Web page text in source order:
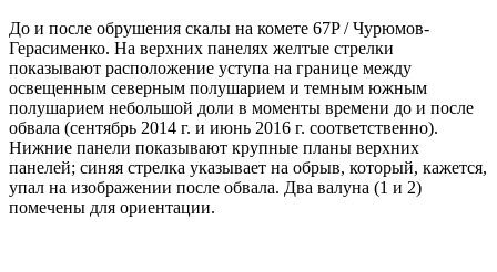
До и после обрушения скалы на комете 67P / Чурюмов-
Герасименко. На верхних панелях желтые стрелки
показывают расположение уступа на границе между
освещенным северным полушарием и темным южным
полушарием небольшой доли в моменты времени до и после
обвала (сентябрь 2014 г. и июнь 2016 г. соответственно).
Нижние панели показывают крупные планы верхних
панелей; синяя стрелка указывает на обрыв, который, кажется,
упал на изображении после обвала. Два валуна (1 и 2)
помечены для ориентации.